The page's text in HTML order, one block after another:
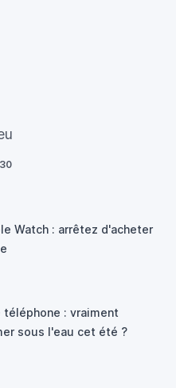
Watch : arrêtez d'acheter
: vraiment
sous l'eau cet été ?